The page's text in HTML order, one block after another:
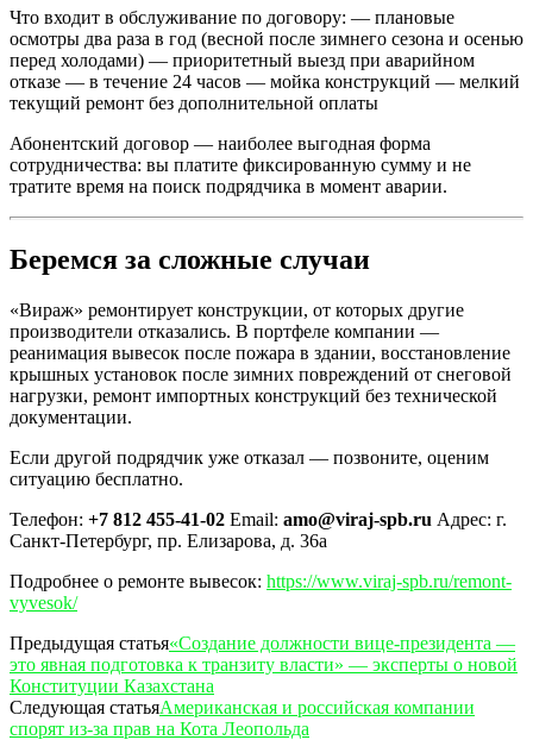
Что входит в обслуживание по договору: — плановые
осмотры два раза в год (весной после зимнего сезона и осенью
перед холодами) — приоритетный выезд при аварийном
отказе — в течение 24 часов — мойка конструкций — мелкий
текущий ремонт без дополнительной оплаты
Абонентский договор — наиболее выгодная форма
сотрудничества: вы платите фиксированную сумму и не
тратите время на поиск подрядчика в момент аварии.
Беремся за сложные случаи
«Вираж» ремонтирует конструкции, от которых другие
производители отказались. В портфеле компании —
реанимация вывесок после пожара в здании, восстановление
крышных установок после зимних повреждений от снеговой
нагрузки, ремонт импортных конструкций без технической
документации.
Если другой подрядчик уже отказал — позвоните, оценим
ситуацию бесплатно.
Телефон: +7 812 455-41-02 Email: amo@viraj-spb.ru Адрес: г.
Санкт-Петербург, пр. Елизарова, д. 36а
Подробнее о ремонте вывесок: https://www.viraj-spb.ru/remont-
vyvesok/
Предыдущая статья«Создание должности вице-президента —
это явная подготовка к транзиту власти» — эксперты о новой
Конституции Казахстана
Следующая статьяАмериканская и российская компании
спорят из-за прав на Кота Леопольда